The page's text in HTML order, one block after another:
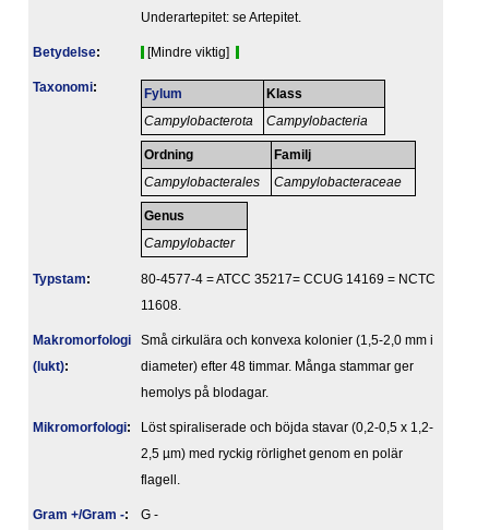
Underartepitet: se Artepitet.
Betydelse: [Mindre viktig]
Taxonomi: Fylum
Campylobacterota
Klass
Campylobacteria
Ordning
Campylobacterales
Familj
Campylobacteraceae
Genus
Campylobacter
Typstam:
80-4577-4 = ATCC 35217= CCUG 14169 = NCTC
11608.
Makromorfologi
(lukt):
Små cirkulära och konvexa kolonier (1,5-2,0 mm i
diameter) efter 48 timmar. Många stammar ger
hemolys på blodagar.
Mikromorfologi:
Löst spiraliserade och böjda stavar (0,2-0,5 x 1,2-
2,5 µm) med ryckig rörlighet genom en polär
flagell.
Gram +/Gram -: G -